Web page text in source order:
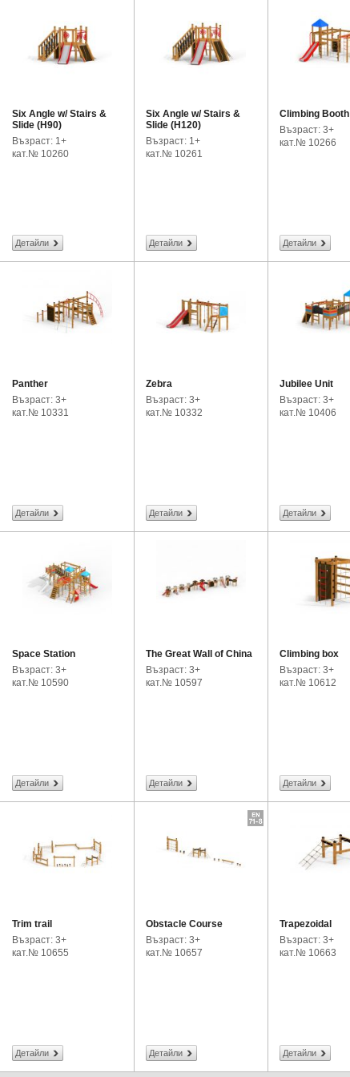
Six Angle w/ Stairs &
Slide (H90)
Възраст: 1+
кат.№ 10260
Детайли
Six Angle w/ Stairs &
Slide (H120)
Възраст: 1+
кат.№ 10261
Детайли
Climbing Booth
Възраст: 3+
кат.№ 10266
Детайли
Panther
Възраст: 3+
кат.№ 10331
Детайли
Zebra
Възраст: 3+
кат.№ 10332
Детайли
Jubilee Unit
Възраст: 3+
кат.№ 10406
Детайли
Space Station
Възраст: 3+
кат.№ 10590
Детайли
The Great Wall of China
Възраст: 3+
кат.№ 10597
Детайли
Climbing box
Възраст: 3+
кат.№ 10612
Детайли
Trim trail
Възраст: 3+
кат.№ 10655
Детайли
Obstacle Course
Възраст: 3+
кат.№ 10657
Детайли
Trapezoidal
Възраст: 3+
кат.№ 10663
Детайли